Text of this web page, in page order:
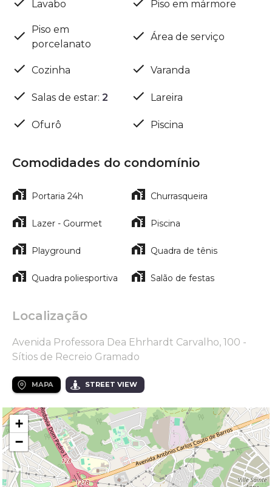
Lavabo Piso em mármore
Piso em
porcelanato
Área de serviço
Cozinha Varanda
Salas de estar: 2 Lareira
Ofurô Piscina
Comodidades do condomínio
Portaria 24h Churrasqueira
Lazer - Gourmet Piscina
Playground Quadra de tênis
Quadra poliesportiva Salão de festas
Localização
Avenida Professora Dea Ehrhardt Carvalho, 100 -
Sítios de Recreio Gramado
MAPA STREET VIEW
+
−